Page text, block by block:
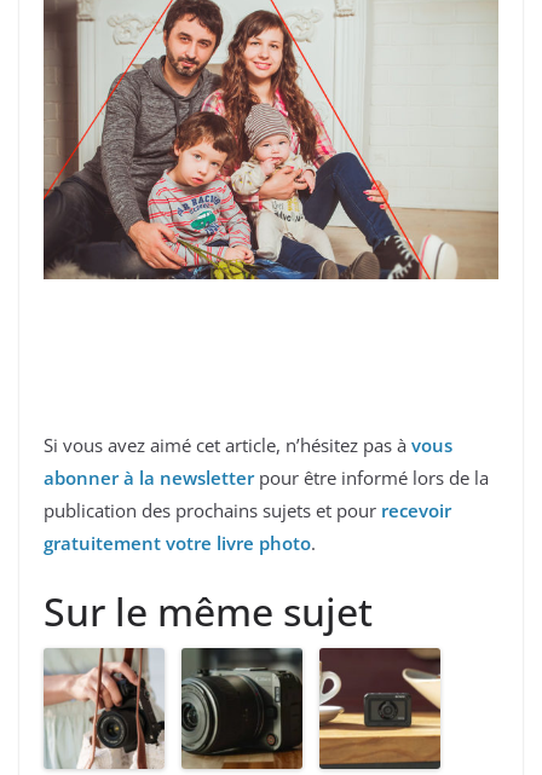
Si vous avez aimé cet article, n’hésitez pas à vous
abonner à la newsletterpour être informé lors de la
publication des prochains sujets et pour recevoir
gratuitement votre livre photo.
Sur le même sujet